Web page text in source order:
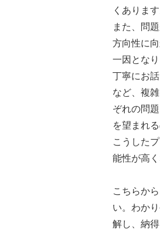
くあります
また、問
方向性に
一因となり
丁寧にお
など、複
ぞれの問
を望まれ
こうした
能性が高く
こちらか
い。わか
解し、納